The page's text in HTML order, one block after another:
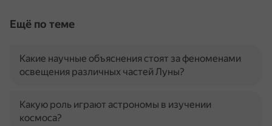
Ещё по теме
Какие научные объяснения стоят за феноменами
освещения различных частей Луны?
Какую роль играют астрономы в изучении
космоса?